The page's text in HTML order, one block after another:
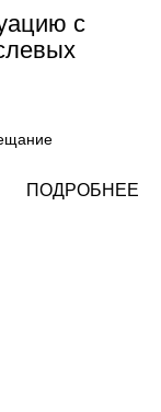
с
ПОДРОБНЕЕ